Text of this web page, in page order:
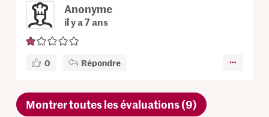
Anonyme
il y a 7 ans
0 Répondre
Montrer toutes les évaluations (9)